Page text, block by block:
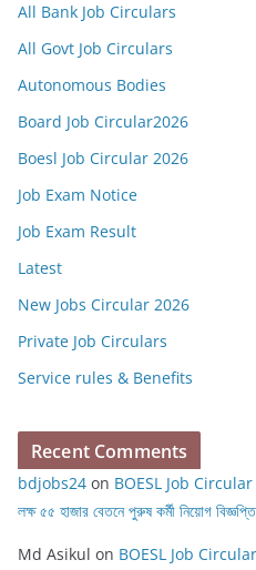
All Bank Job Circulars
All Govt Job Circulars
Autonomous Bodies
Board Job Circular2026
Boesl Job Circular 2026
Job Exam Notice
Job Exam Result
Latest
New Jobs Circular 2026
Private Job Circulars
Service rules & Benefits
Recent Comments
bdjobs24 on BOESL Job Circular
লক্ষ ৫৫ হাজার বেতনে পুরুষ কর্মী নিয়োগ বিজ্ঞপ্তি
Md Asikul on BOESL Job Circular